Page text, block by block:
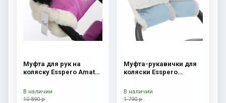
Муфта для рук на
коляску Esspero Amato
10 890 р
В наличии
Муфта-рукавички для
коляски Esspero
шерсть) Blue Mountain
1 790 р
В наличии